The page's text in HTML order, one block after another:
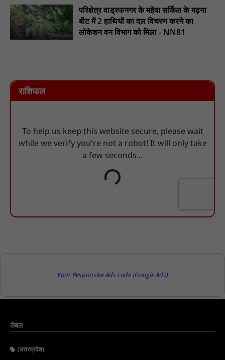
परिक्षेत्र वाड्रफनगर के महेवा सर्किल के मढ़ना
बीट में 2 हाथियों का दल विचरण करने का
लोकेशन वन विभाग को मिला - NN81
राशिफल
Your Responsive Ads code (Google Ads)
लेबल
(उत्तरप्रदेश)